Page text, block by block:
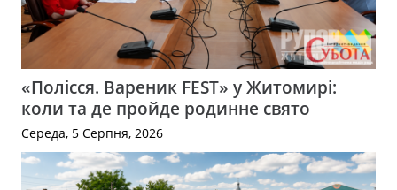
«Полісся. Вареник FEST» у Житомирі:
коли та де пройде родинне свято
Середа, 5 Серпня, 2026